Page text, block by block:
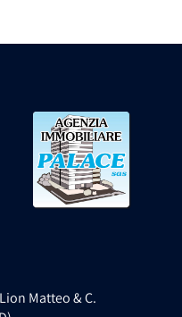
Matteo & C.